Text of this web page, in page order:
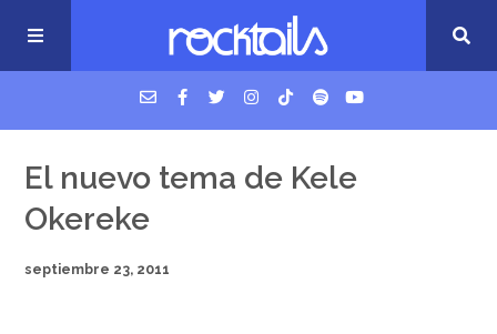
USM Podcast
Cigarrillos en la cama
El nuevo tema de Kele
Okereke
septiembre 23, 2011